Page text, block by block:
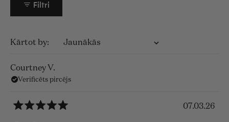
Filtri
Kārtot
Courtney V.
Verificēts pircējs
07.03.26